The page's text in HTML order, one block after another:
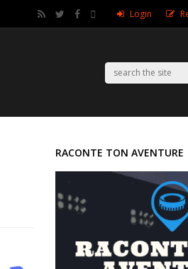
Login
RACONTE TON AVENTURE